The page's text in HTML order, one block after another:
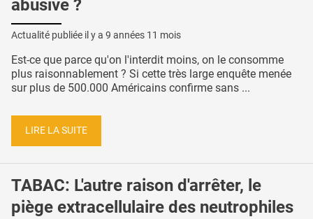
abusive ?
Actualité publiée il y a 9 années 11 mois
Est-ce que parce qu'on l'interdit moins, on le consomme
plus raisonnablement ? Si cette très large enquête menée
sur plus de 500.000 Américains confirme sans ...
LIRE LA SUITE
TABAC: L'autre raison d'arrêter, le
piège extracellulaire des neutrophiles